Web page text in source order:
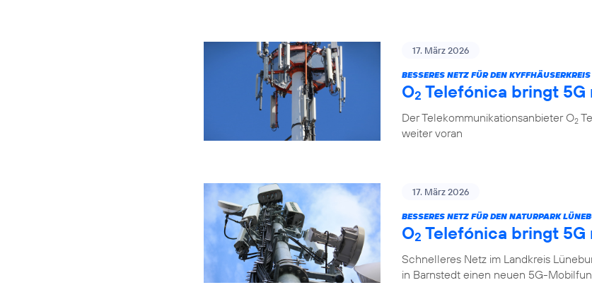
17. März 2026
BESSERES NETZ FÜR DEN KYFFHÄUSERKREIS
O2 Telefónica bringt 5G
Der Telekommunikationsanbieter O2
weiter voran
17. März 2026
BESSERES NETZ FÜR DEN NATURPARK
O2 Telefónica bringt
Schnelleres Netz im Landkreis
in Barnstedt einen neuen 5G-